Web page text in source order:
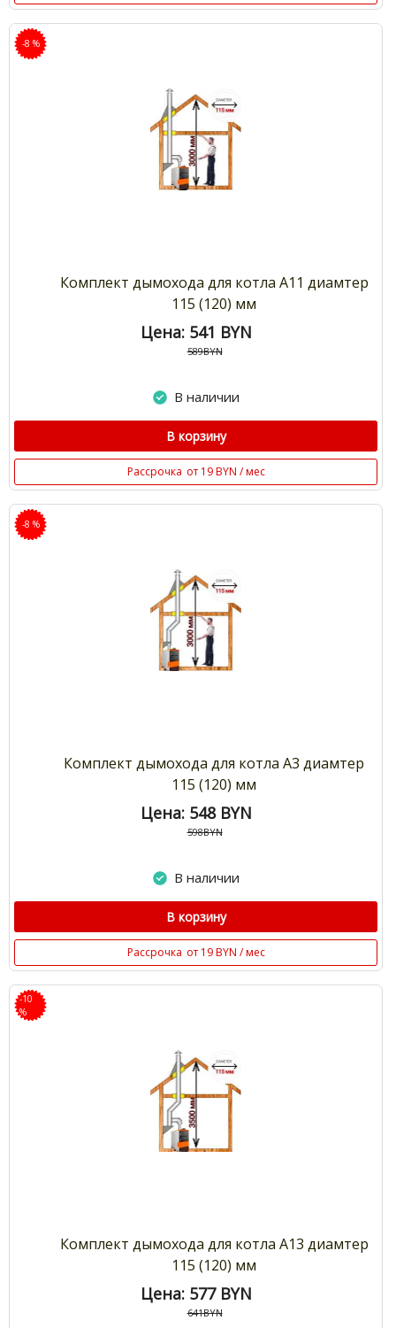
-8 %
Комплект дымохода для котла А11 диамтер
115 (120) мм
Цена: 541 BYN
589BYN
В наличии
В корзину
Рассрочка от 19 BYN / мес
-8 %
Комплект дымохода для котла А3 диамтер
115 (120) мм
Цена: 548 BYN
598BYN
В наличии
В корзину
Рассрочка от 19 BYN / мес
-10
%
Комплект дымохода для котла А13 диамтер
115 (120) мм
Цена: 577 BYN
641BYN